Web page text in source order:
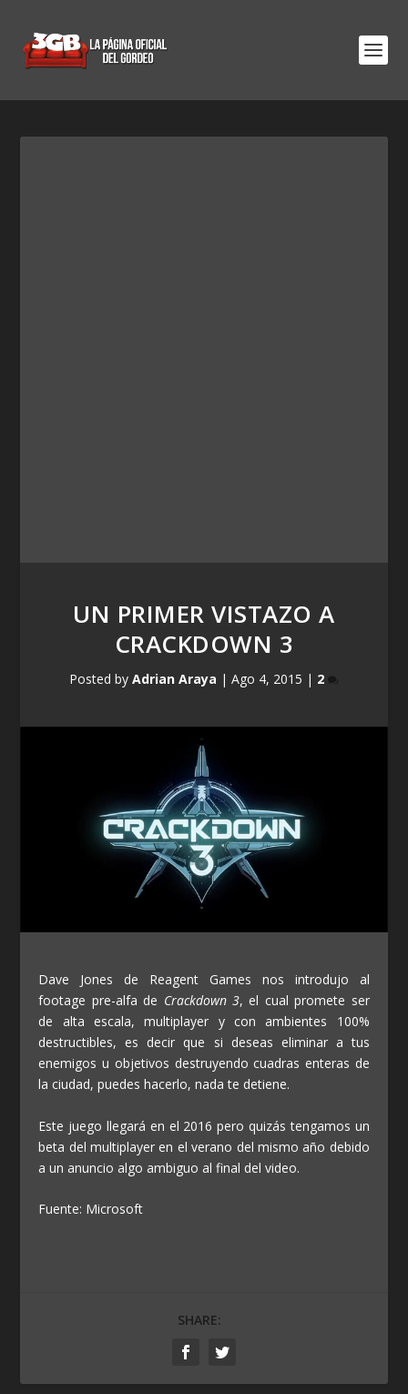
UN PRIMER VISTAZO A
CRACKDOWN 3
Posted by Adrian Araya | Ago 4, 2015 | 2
Dave Jones de Reagent Games nos introdujo al
footage pre-alfa de Crackdown 3, el cual promete ser
de alta escala, multiplayer y con ambientes 100%
destructibles, es decir que si deseas eliminar a tus
enemigos u objetivos destruyendo cuadras enteras de
la ciudad, puedes hacerlo, nada te detiene.
Este juego llegará en el 2016 pero quizás tengamos un
beta del multiplayer en el verano del mismo año debido
a un anuncio algo ambiguo al final del video.
Fuente: Microsoft
SHARE: